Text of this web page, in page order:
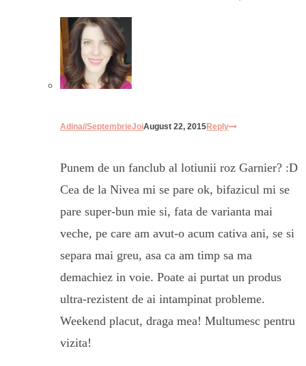
Adina//SeptembrieJoiAugust 22, 2015Reply
Punem de un fanclub al lotiunii roz Garnier? :D
Cea de la Nivea mi se pare ok, bifazicul mi se
pare super-bun mie si, fata de varianta mai
veche, pe care am avut-o acum cativa ani, se si
separa mai greu, asa ca am timp sa ma
demachiez in voie. Poate ai purtat un produs
ultra-rezistent de ai intampinat probleme.
Weekend placut, draga mea! Multumesc pentru
vizita!